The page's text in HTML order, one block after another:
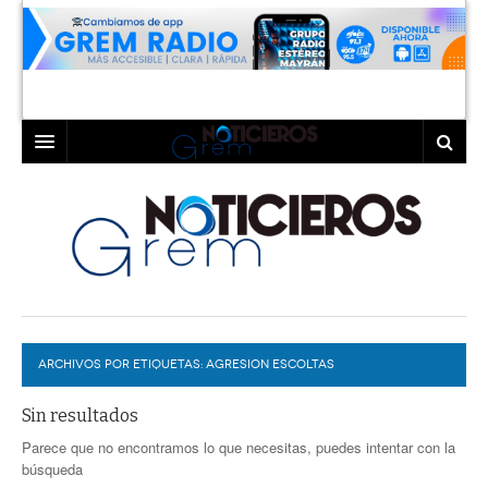
LAGUNA
TORREÓN
GÓMEZ PALACIO
LERDO
COAHUILA
DURANGO
DEPORTES
PROGRAMAS
EXA
COLABORADORES
ARCHIVOS POR ETIQUETAS: AGRESION ESCOLTAS
Sin resultados
Parece que no encontramos lo que necesitas, puedes intentar con la
búsqueda